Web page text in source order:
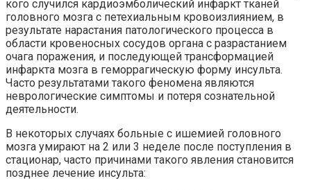
кого случился кардиоэмболический инфаркт тканей
головного мозга с петехиальным кровоизлиянием, в
результате нарастания патологического процесса в
области кровеносных сосудов органа с разрастанием
очага поражения, и последующей трансформацией
инфаркта мозга в геморрагическую форму инсульта.
Часто результатами такого феномена являются
неврологические симптомы и потеря сознательной
деятельности.
В некоторых случаях больные с ишемией головного
мозга умирают на 2 или 3 неделе после поступления в
стационар, часто причинами такого явления становится
позднее лечение инсульта: